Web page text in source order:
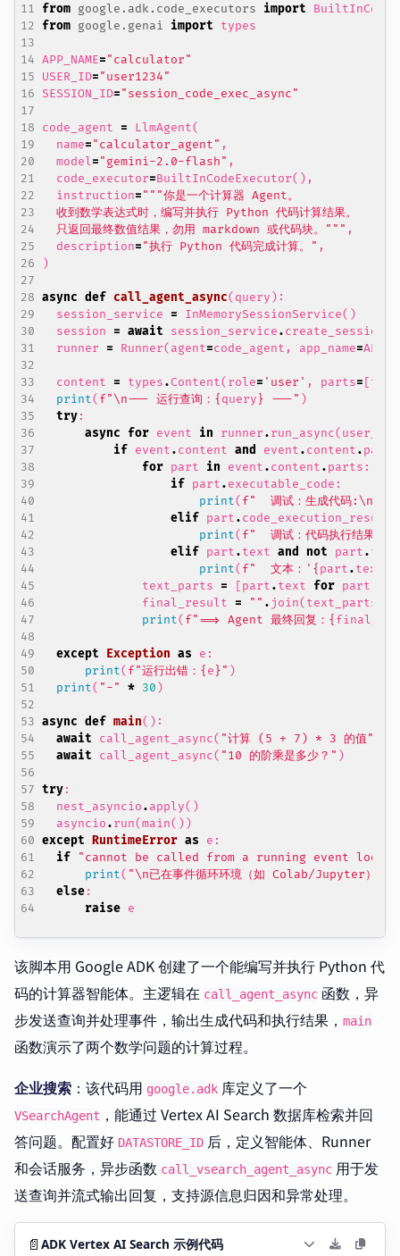
from google.adk.code_executors import
from google.genai import types
APP_NAME="calculator"
USER_ID="user1234"
SESSION_ID="session_code_exec_async"
code_agent = LlmAgent(
name="calculator_agent" ,
model="gemini-2.0-flash" ,
code_executor=BuiltInCodeExecutor(),
instruction=
  只返回最终数值结果，勿用 markdown 或代码块。"""
,
description="执行 Python 代码完成计算。" ,
)
async def call_agent_async( query ):
session_service
= InMemorySessionService()
session
= await session_service.create_session
runner
= Runner( agent=code_agent , app_name=
content = types.Content( role= 'user' , parts= [
print( f"\n--- 运行查询： { query } ---" )
try:
async
for event in runner.run_async( user_id
if event.content and event.content.parts
for part in event.content.parts :
if part.executable_code :
print( f"  调试：生成代码: \n
elif part.code_execution_result
print( f"  调试：代码执行结果：
elif part.text and not part.text
print( f"  文本：' { part.text
text_parts
= [part.text for part
final_result
= "" .join( text_parts
print( f"==> Agent 最终回复： {
except Exception as e :
print( f"运行出错： { e }" )
print( "-" * 30 )
async def main():
await
call_agent_async( "计算 (5 + 7) * 3 的值"
await
call_agent_async( "10 的阶乘是多少？" )
try:
nest_asyncio.apply()
asyncio.run(main())
except
RuntimeError as e :
if
"cannot be called from a running event loop"
print( "\n已在事件循环环境（如 Colab/Jupyter）
else:
raise e
该脚本用 Google ADK 创建了一个能编写并执行 Python 代
码的计算器智能体。主逻辑在 call_agent_async 函数，异
步发送查询并处理事件，输出生成代码和执行结果， main
函数演示了两个数学问题的计算过程。
企业搜索 ：该代码用 google.adk 库定义了一个
VSearchAgent ，能通过 Vertex AI Search 数据库检索并回
答问题。配置好 DATASTORE_ID 后，定义智能体、Runner
和会话服务，异步函数 call_vsearch_agent_async 用于发
送查询并流式输出回复，支持源信息归因和异常处理。
📄 ADK Vertex AI Search 示例代码